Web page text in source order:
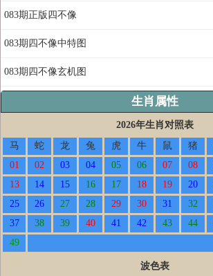
083期正版四不像
083期四不像中特图
083期四不像玄机图
生肖属性
2026年生肖对照表
马
蛇 龙 兔 虎 牛 鼠 猪
01
02 03 04 05 06 07 08
13
14 15 16 17 18 19 20
25
26 27 28 29 30 31 32
37
38 39 40 41 42 43 44
49
波色表